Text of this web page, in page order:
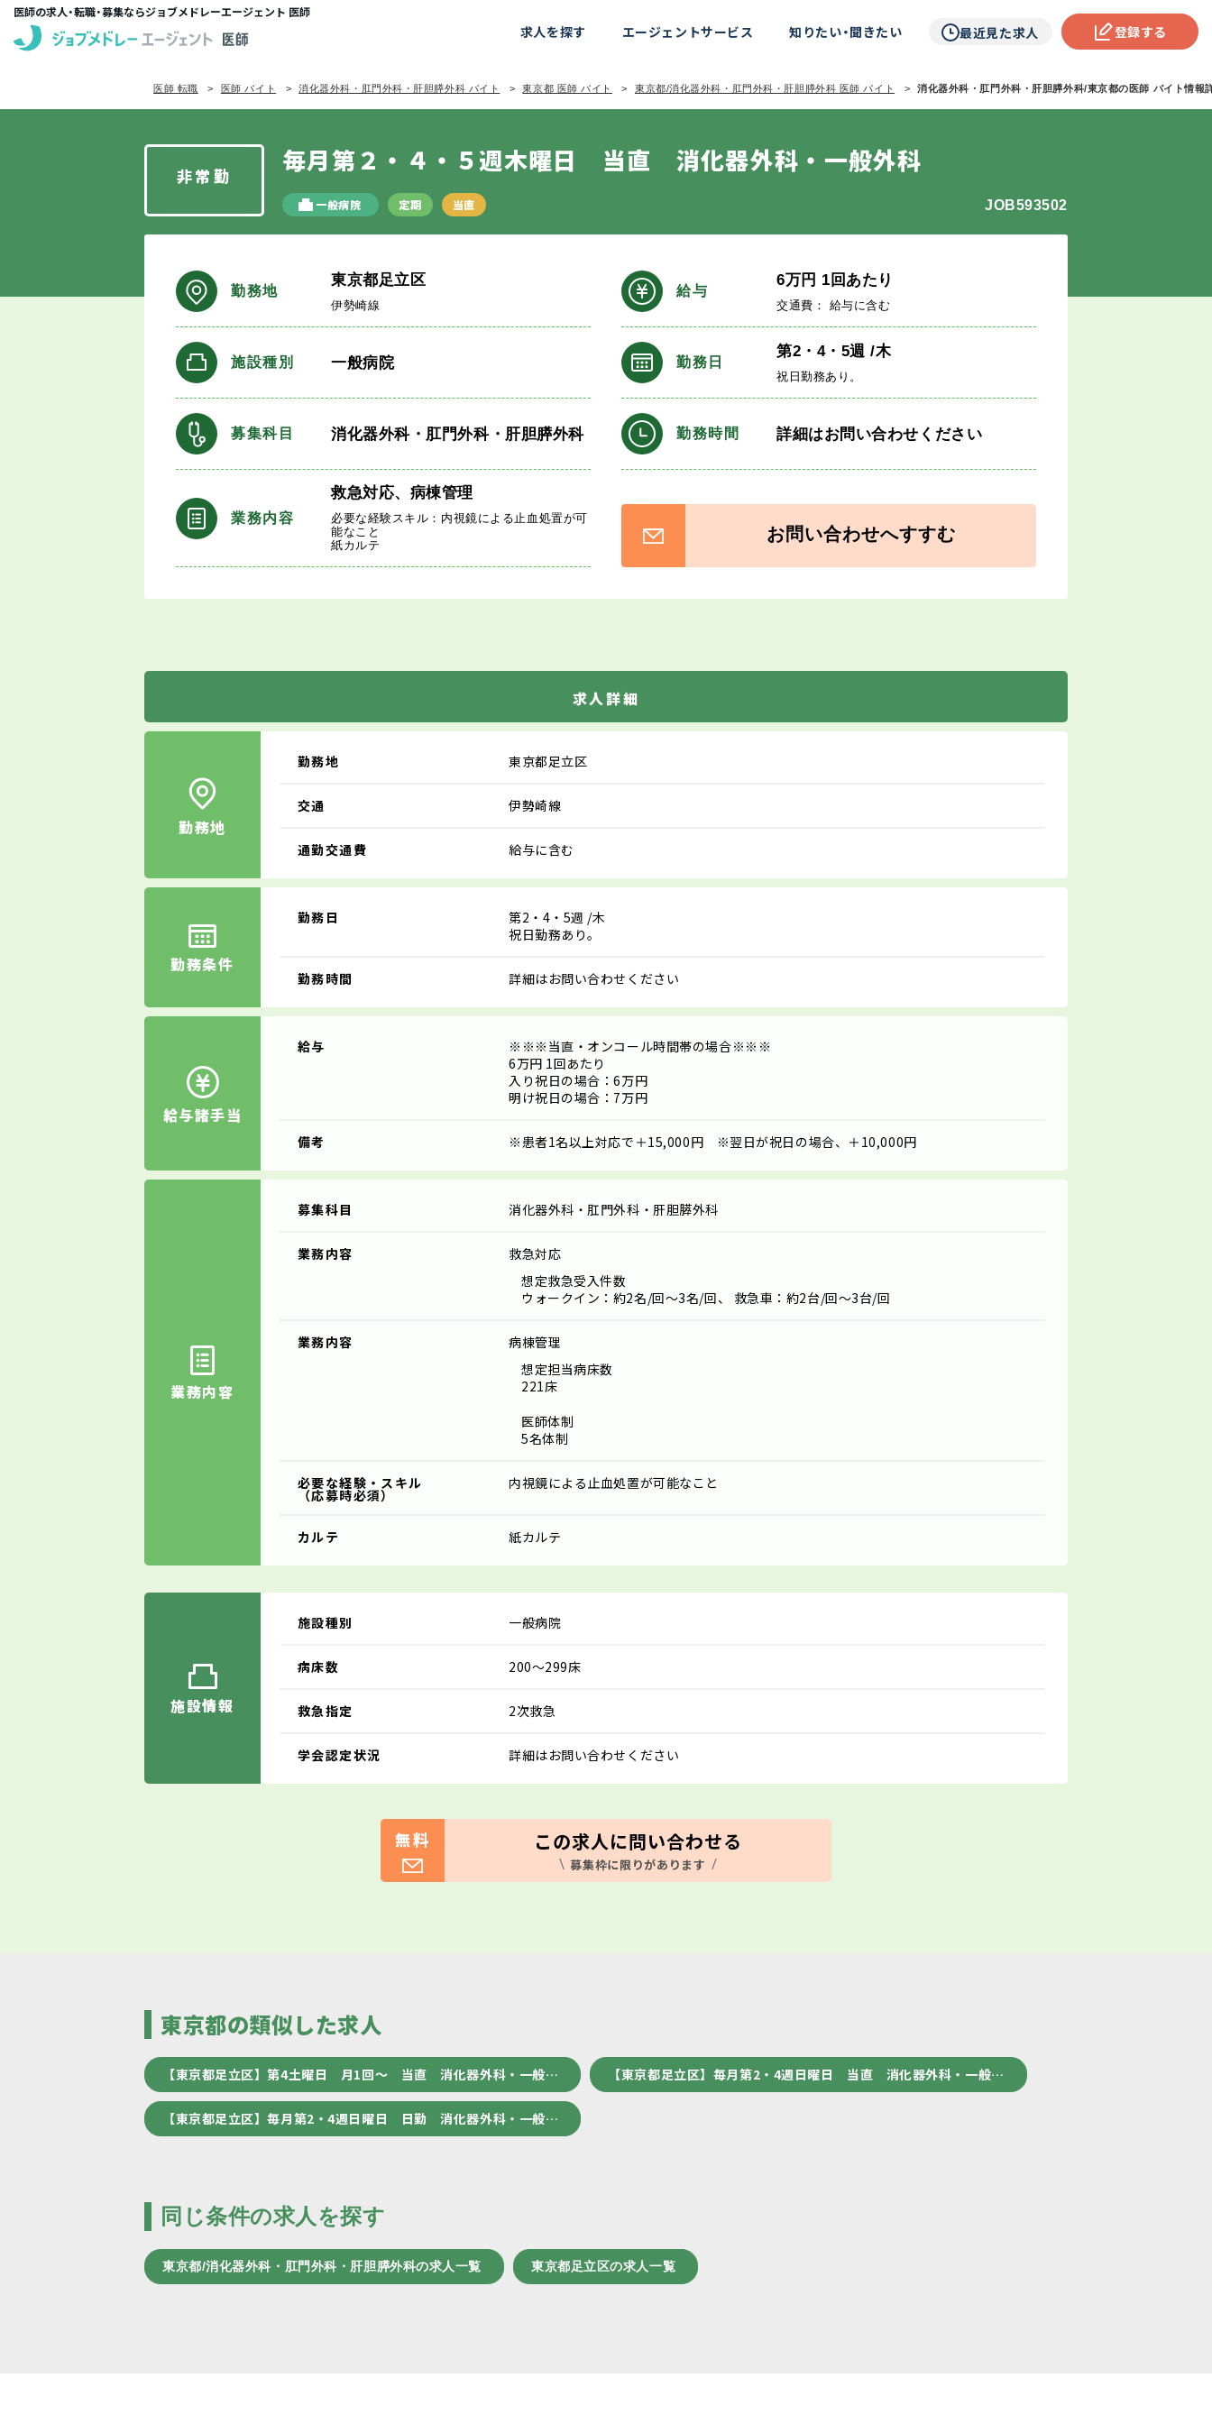
医師の求人・転職・募集ならジョブメドレーエージェント 医師
求人を探す エージェントサービス 知りたい・聞きたい 最近見た求人 登録する
医師 転職 医師 バイト 消化器外科・肛門外科・肝胆膵外科 バイト 東京都 医師 バイト 東京都/消化器外科・肛門外科・肝胆膵外科 医師 バイト 消化器外科・肛門外科・肝胆膵外科/東京都の医師 バイト情報
非常勤 毎月第２・４・５週木曜日 当直 消化器外科・一般外科
一般病院 定期 当直 JOB593502
勤務地
東京都足立区
伊勢崎線
施設種別 一般病院
募集科目 消化器外科・肛門外科・肝胆膵外科
業務内容
救急対応、病棟管理
必要な経験スキル：内視鏡による止血処置が可
能なこと
紙カルテ
給与
6万円 1回あたり
交通費： 給与に含む
勤務日
第2・4・5週 /木
祝日勤務あり。
勤務時間 詳細はお問い合わせください
お問い合わせへすすむ
求人詳細
勤務地
勤務地 東京都足立区
交通 伊勢崎線
通勤交通費 給与に含む
勤務条件
勤務日 第2・4・5週 /木
祝日勤務あり。
勤務時間 詳細はお問い合わせください
給与諸手当
給与
※※※当直・オンコール時間帯の場合※※※
6万円 1回あたり
入り祝日の場合：6万円
明け祝日の場合：7万円
備考 ※患者1名以上対応で＋15,000円 ※翌日が祝日の場合、＋10,000円
業務内容
募集科目 消化器外科・肛門外科・肝胆膵外科
業務内容
救急対応
想定救急受入件数
ウォークイン：約2名/回～3名/回、 救急車：約2台/回～3台/回
業務内容
病棟管理
想定担当病床数
221床
医師体制
5名体制
必要な経験・スキル
（応募時必須）
内視鏡による止血処置が可能なこと
カルテ 紙カルテ
施設情報
施設種別 一般病院
病床数 200～299床
救急指定 2次救急
学会認定状況 詳細はお問い合わせください
無料 この求人に問い合わせる
募集枠に限りがあります
東京都の類似した求人
【東京都足立区】第4土曜日 月1回～ 当直 消化器外科・一般… 【東京都足立区】毎月第2・4週日曜日 当直 消化器外科・一般…
【東京都足立区】毎月第2・4週日曜日 日勤 消化器外科・一般…
同じ条件の求人を探す
東京都/消化器外科・肛門外科・肝胆膵外科の求人一覧 東京都足立区の求人一覧